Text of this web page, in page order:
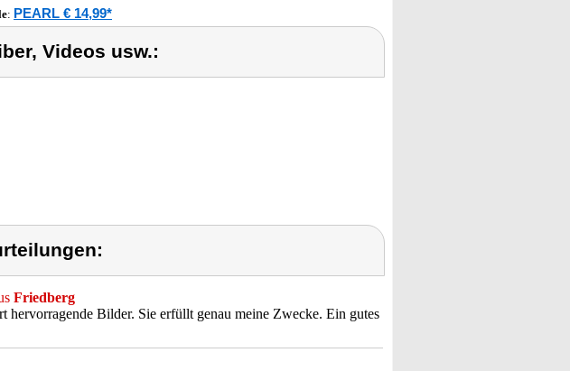
: PEARL € 14,99*
Videos usw.:
Friedberg
Bilder. Sie erfüllt genau meine Zwecke. Ein gutes